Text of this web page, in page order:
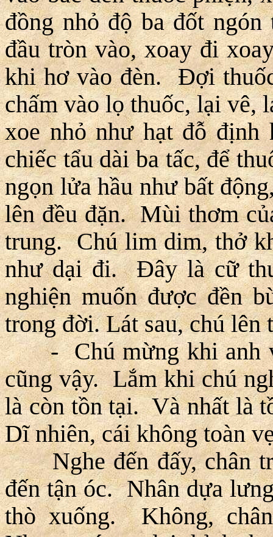
đồng nhỏ độ ba đốt
đầu tròn vào, xoay đi
khi hơ vào đèn. Ðợi
chấm vào lọ thuốc, lại vê,
xoe nhỏ như hạt đỗ
chiếc tẩu dài ba tấc, để
ngọn lửa hầu như bất
lên đều đặn. Mùi thơm
trung. Chú lim dim, thở
như dại đi. Ðây là cữ
nghiện muốn được đền
trong đời. Lát sau, chú lên
- Chú mừng khi anh
cũng vậy. Lắm khi chú
là còn tồn tại. Và nhất là
Dĩ nhiên, cái không toàn
Nghe đến đấy, chân
đến tận óc. Nhân dựa
thò xuống. Không,